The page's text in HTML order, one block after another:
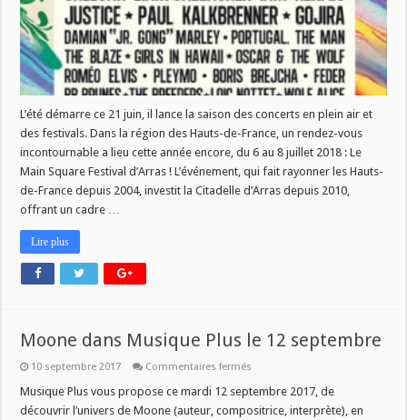
L’été démarre ce 21 juin, il lance la saison des concerts en plein air et
des festivals. Dans la région des Hauts-de-France, un rendez-vous
incontournable a lieu cette année encore, du 6 au 8 juillet 2018 : Le
Main Square Festival d’Arras ! L’événement, qui fait rayonner les Hauts-
de-France depuis 2004, investit la Citadelle d’Arras depuis 2010,
offrant un cadre …
Lire plus
Moone dans Musique Plus le 12 septembre
10 septembre 2017 Commentaires fermés
dans
Plus
Musique Plus vous propose ce mardi 12 septembre 2017, de
découvrir l’univers de Moone (auteur, compositrice, interprète), en